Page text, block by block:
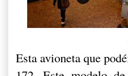
Esta avioneta que